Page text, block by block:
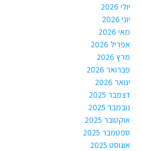
יולי 2026
יוני 2026
מאי 2026
אפריל 2026
מרץ 2026
פברואר 2026
ינואר 2026
דצמבר 2025
נובמבר 2025
אוקטובר 2025
ספטמבר 2025
אוגוסט 2025